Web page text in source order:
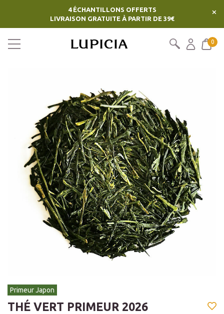
4 ÉCHANTILLONS OFFERTS
LIVRAISON GRATUITE À PARTIR DE 39€
×
0
Primeur Japon
THÉ VERT PRIMEUR 2026